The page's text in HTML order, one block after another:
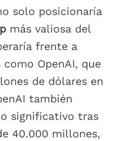
solo posicionaría
más valiosa del
frente a
OpenAI, que
de dólares en
también
significativo tras
40.000 millones,